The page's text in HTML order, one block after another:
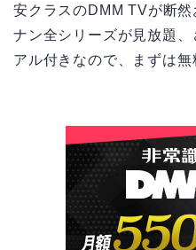
安クラスのDMM TVが断
ナン全シリーズが見放題
アル付きなので、まずは無